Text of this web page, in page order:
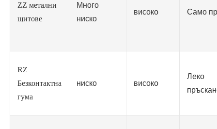
ZZ метални
щитове
Много
ниско
високо Само
RZ
Безконтактна
гума
ниско високо
Леко